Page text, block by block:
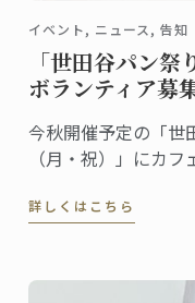
イベント, ニュース, 告知
「世田谷パン
ボランティア募
今秋開催予定の「世
（月・祝）」にカ
てくださいました。
募集します。
詳しくはこちら